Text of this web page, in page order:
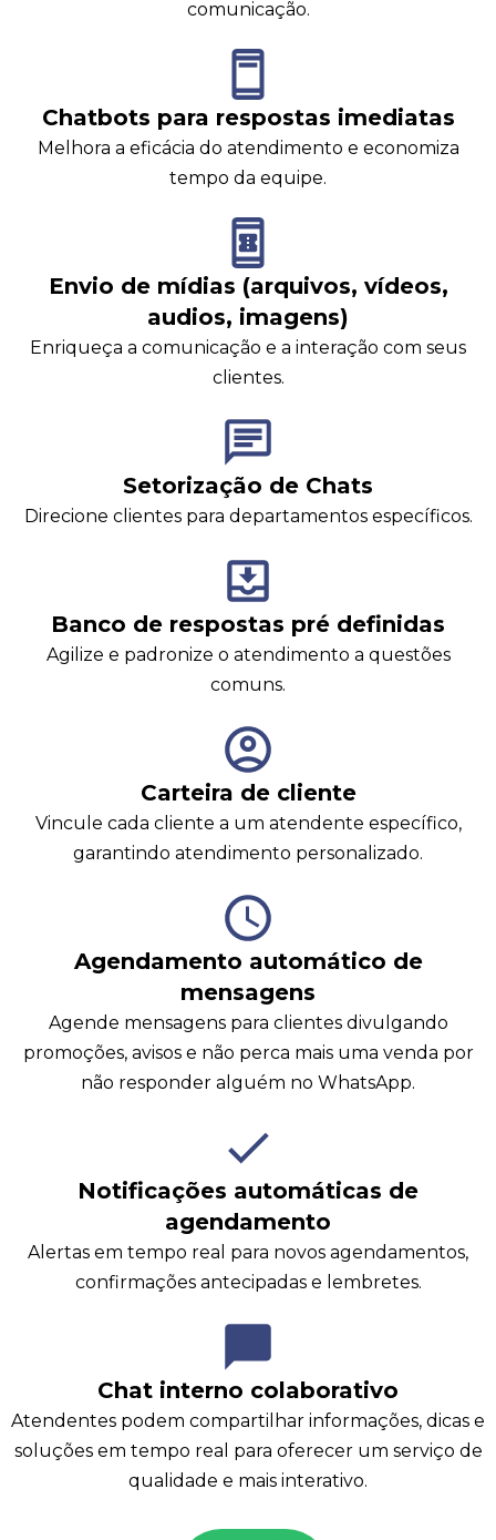
comunicação.
Chatbots para respostas imediatas
Melhora a eficácia do atendimento e economiza
tempo da equipe.
Envio de mídias (arquivos, vídeos,
audios, imagens)
Enriqueça a comunicação e a interação com seus
clientes.
Setorização de Chats
Direcione clientes para departamentos específicos.
Banco de respostas pré definidas
Agilize e padronize o atendimento a questões
comuns.
Carteira de cliente
Vincule cada cliente a um atendente específico,
garantindo atendimento personalizado.
Agendamento automático de
mensagens
Agende mensagens para clientes divulgando
promoções, avisos e não perca mais uma venda por
não responder alguém no WhatsApp.
Notificações automáticas de
agendamento
Alertas em tempo real para novos agendamentos,
confirmações antecipadas e lembretes.
Chat interno colaborativo
Atendentes podem compartilhar informações, dicas e
soluções em tempo real para oferecer um serviço de
qualidade e mais interativo.